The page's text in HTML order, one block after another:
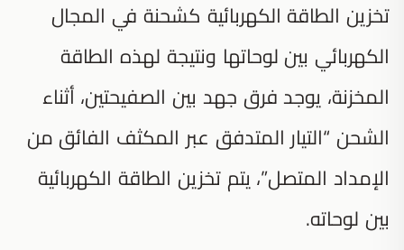
تخزين الطاقة الكهربائية كشحنة في المجال
الكهربائي بين لوحاتها ونتيجة لهذه الطاقة
المخزنة، يوجد فرق جهد بين الصفيحتين، أثناء
الشحن “التيار المتدفق عبر المكثف الفائق من
الإمداد المتصل”، يتم تخزين الطاقة الكهربائية
بين لوحاته.